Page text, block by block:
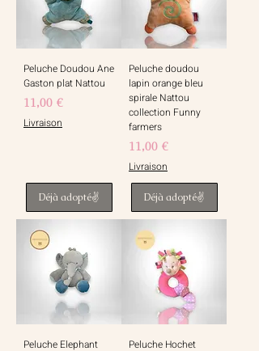
Peluche Doudou Ane
Gaston plat Nattou
Prix
11,00 €
Livraison
Déjà adopté✌️
Peluche doudou
lapin orange bleu
spirale Nattou
collection Funny
farmers
Prix
11,00 €
Livraison
Déjà adopté✌️
Peluche Elephant
Peluche Hochet